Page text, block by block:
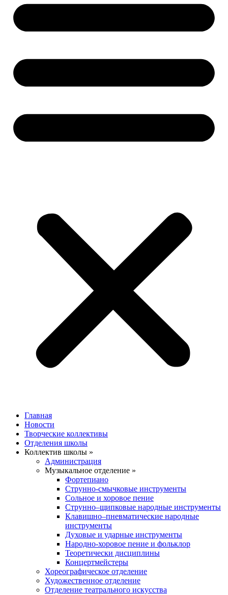
Главная
Новости
Творческие коллективы
Отделения школы
Коллектив школы »
Администрация
Музыкальное отделение »
Фортепиано
Струнно-смычковые инструменты
Сольное и хоровое пение
Струнно–щипковые народные инструменты
Клавишно–пневматические народные
инструменты
Духовые и ударные инструменты
Народно-хоровое пение и фольклор
Теоретически дисциплины
Концертмейстеры
Хореографическое отделение
Художественное отделение
Отделение театрального искусства